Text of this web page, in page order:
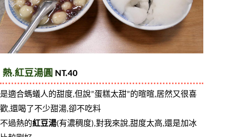
熱.紅豆湯圓 NT.40
是適合螞蟻人的甜度,但說”蛋糕太甜”的暄暄,居然又很喜
歡,還喝了不少甜湯,卻不吃料
不過熱的紅豆湯(有濃稠度),對我來說,甜度太高,還是加冰